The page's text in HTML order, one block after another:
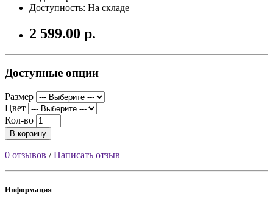
Доступность: На складе
2 599.00 р.
Доступные опции
Размер
Цвет
Кол-во
В корзину
0 отзывов /Написать отзыв
Информация